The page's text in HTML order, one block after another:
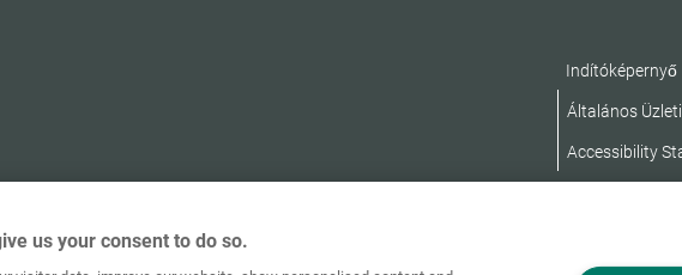
Indítóképernyő
Általános
Accessibility
us your consent to do so.